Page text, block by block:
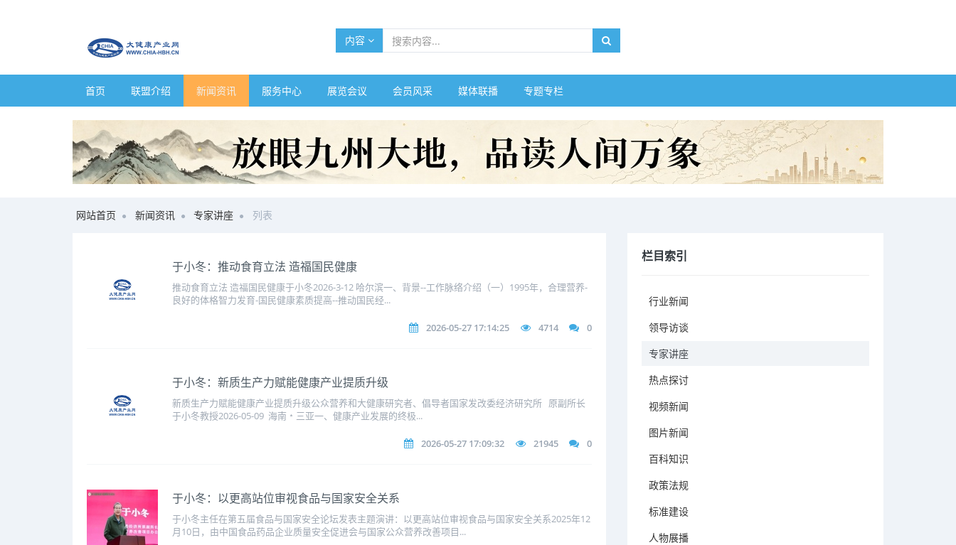
内容
首页 联盟介绍 新闻资讯 服务中心 展览会议 会员风采 媒体联播 专题专栏
网站首页 新闻资讯 专家讲座 列表
于小冬：推动食育立法 造福国民健康
推动食育立法 造福国民健康于小冬2026-3-12 哈尔滨一、背景--工作脉络介绍（一）1995年，合理营养-
良好的体格智力发育-国民健康素质提高--推动国民经...
2026-05-27 17:14:25 4714 0
于小冬：新质生产力赋能健康产业提质升级
新质生产力赋能健康产业提质升级公众营养和大健康研究者、倡导者国家发改委经济研究所 原副所长
于小冬教授2026-05-09 海南﹡三亚一、健康产业发展的终极...
2026-05-27 17:09:32 21945 0
于小冬：以更高站位审视食品与国家安全关系
于小冬主任在第五届食品与国家安全论坛发表主题演讲：以更高站位审视食品与国家安全关系2025年12
月10日，由中国食品药品企业质量安全促进会与国家公众营养改善项目...
栏目索引
行业新闻
领导访谈
专家讲座
热点探讨
视频新闻
图片新闻
百科知识
政策法规
标准建设
人物展播